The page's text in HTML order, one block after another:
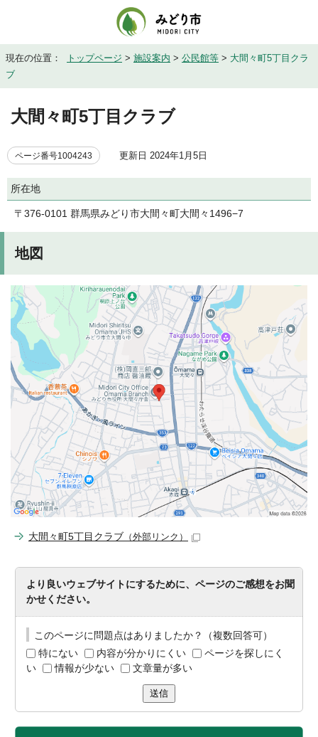
現在の位置： トップページ > 施設案内 > 公民館等 > 大間々町5丁目クラ
ブ
大間々町5丁目クラブ
ページ番号1004243 更新日 2024年1月5日
所在地
〒376-0101 群馬県みどり市大間々町大間々1496−7
地図
大間々町5丁目クラブ （外部リンク）
より良いウェブサイトにするために、ページのご感想をお聞
かせください。
このページに問題点はありましたか？（複数回答可）
特にない
内容が分かりにくい
ページを探しにく
い
情報が少ない 文章量が多い
送信